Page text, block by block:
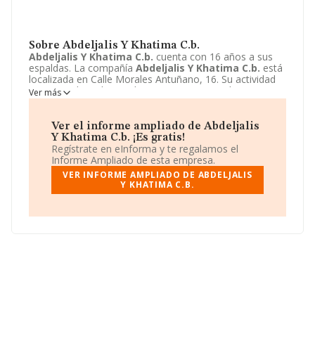
Sobre Abdeljalis Y Khatima C.b.
Abdeljalis Y Khatima C.b. cuenta con 16 años a sus
espaldas. La compañía Abdeljalis Y Khatima C.b. está
localizada en Calle Morales Antuñano, 16. Su actividad
CNAE se ubica dentro de 4721 - Comercio al por menor
de frutas y verduras.Abdeljalis Y Khatima C.b.tiene
Ver más
Ver el informe ampliado de Abdeljalis
Y Khatima C.b. ¡Es gratis!
Regístrate en eInforma y te regalamos el
Informe Ampliado de esta empresa.
VER INFORME AMPLIADO DE ABDELJALIS
Y KHATIMA C.B.